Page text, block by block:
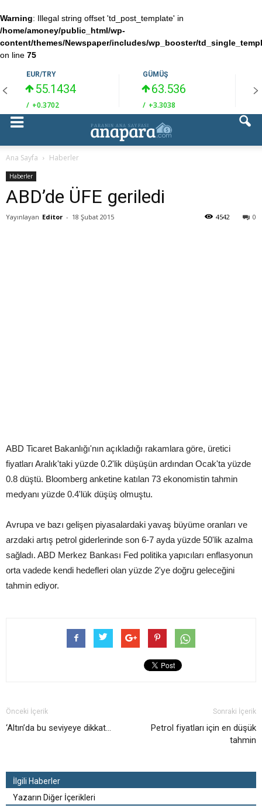
Warning: Illegal string offset 'td_post_template' in
/home/amoney/public_html/wp-
content/themes/Newspaper/includes/wp_booster/
on line 75
EUR/TRY
55.1434
/ +0.3702
GÜMÜŞ
63.536
/ +3.3038
Ana Sayfa Haberler
Haberler
ABD’de ÜFE geriledi
Yayınlayan Editor - 18 Şubat 2015 0
4542
ABD Ticaret Bakanlığı'nın açıkladığı rakamlara göre, üretici
fiyatları Aralık'taki yüzde 0.2'lik düşüşün ardından Ocak'ta yüzde
0.8 düştü. Bloomberg anketine katılan 73 ekonomistin tahmin
medyanı yüzde 0.4'lük düşüş olmuştu.
Avrupa ve bazı gelişen piyasalardaki yavaş büyüme oranları ve
arzdaki artış petrol giderlerinde son 6-7 ayda yüzde 50'lik azalma
sağladı. ABD Merkez Bankası Fed politika yapıcıları enflasyonun
orta vadede kendi hedefleri olan yüzde 2'ye doğru geleceğini
tahmin ediyor.
Önceki İçerik
‘Altın’da bu seviyeye dikkat…
Sonraki İçerik
Petrol fiyatları için en düşük
tahmin
İlgili Haberler
Yazarın Diğer İçerikleri